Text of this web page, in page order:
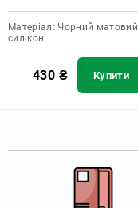
Матеріал: Чорний матовий
силікон
430 ₴ Купити